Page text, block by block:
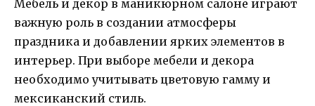
Мебель и декор в маникюрном салоне играют
важную роль в создании атмосферы
праздника и добавлении ярких элементов в
интерьер. При выборе мебели и декора
необходимо учитывать цветовую гамму и
мексиканский стиль.